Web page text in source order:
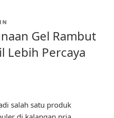
Gel Rambut
Lebih Percaya
salah satu produk